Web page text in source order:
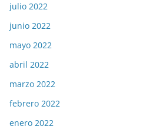
julio 2022
junio 2022
mayo 2022
abril 2022
marzo 2022
febrero 2022
enero 2022